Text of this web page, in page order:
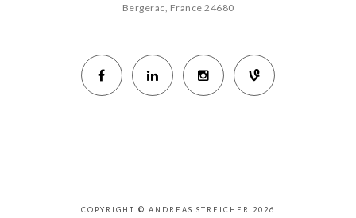
Bergerac, France 24680
COPYRIGHT © ANDREAS STREICHER 2026